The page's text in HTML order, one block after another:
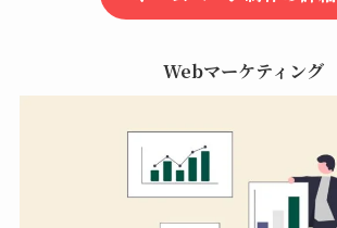
Webマーケティング